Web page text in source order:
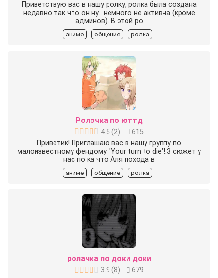
Приветствую вас в нашу ролку, ролка была создана
недавно так что он ну.. немного не активна (кроме
админов). В этой ро
аниме общение ролка
Ролочка по юттд
4.5 (2)
615
Приветик! Приглашаю вас в нашу группу по
малоизвестному фендому "Your turn to die"!:3 сюжет у
нас по ка что Аля похода в
аниме общение ролка
ролачка по доки доки
3.9 (8)
679